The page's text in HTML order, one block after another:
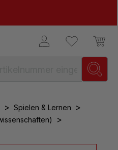
> Spielen & Lernen >
>